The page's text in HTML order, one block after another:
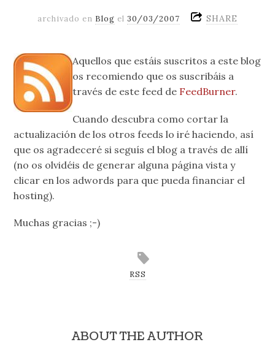
archivado en Blog el30/03/2007 SHARE
Aquellos que estáis suscritos a este blog
os recomiendo que os suscribáis a
través de este feed de FeedBurner.
Cuando descubra como cortar la
actualización de los otros feeds lo iré haciendo, así
que os agradeceré si seguís el blog a través de allí
(no os olvidéis de generar alguna página vista y
clicar en los adwords para que pueda financiar el
hosting).
Muchas gracias ;-)
RSS
ABOUT THE AUTHOR